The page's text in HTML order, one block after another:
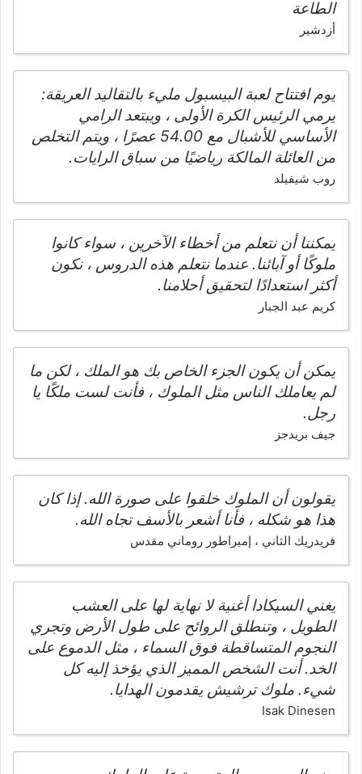
الطاعة
أزدشير
يوم افتتاح لعبة البيسبول مليء بالتقاليد العريقة:
يرمي الرئيس الكرة الأولى ، ويبتعد الرامي
الأساسي للأشبال مع 54.00 عصرًا ، ويتم التخلص
من العائلة المالكة رياضيًا من سباق الرايات.
روب شيفيلد
يمكننا أن نتعلم من أخطاء الآخرين ، سواء كانوا
ملوكًا أو آبائنا. عندما نتعلم هذه الدروس ، نكون
أكثر استعدادًا لتحقيق أحلامنا.
كريم عبد الجبار
يمكن أن يكون الجزء الخاص بك هو الملك ، لكن ما
لم يعاملك الناس مثل الملوك ، فأنت لست ملكًا يا
رجل.
جيف بريدجز
يقولون أن الملوك خلقوا على صورة الله. إذا كان
هذا هو شكله ، فأنا أشعر بالأسف تجاه الله.
فريدريك الثاني ، إمبراطور روماني مقدس
يغني السيكادا أغنية لا نهاية لها على العشب
الطويل ، وتنطلق الروائح على طول الأرض وتجري
النجوم المتساقطة فوق السماء ، مثل الدموع على
الخد. أنت الشخص المميز الذي يؤخذ إليه كل
شيء. ملوك ترشيش يقدمون الهدايا.
Isak Dinesen